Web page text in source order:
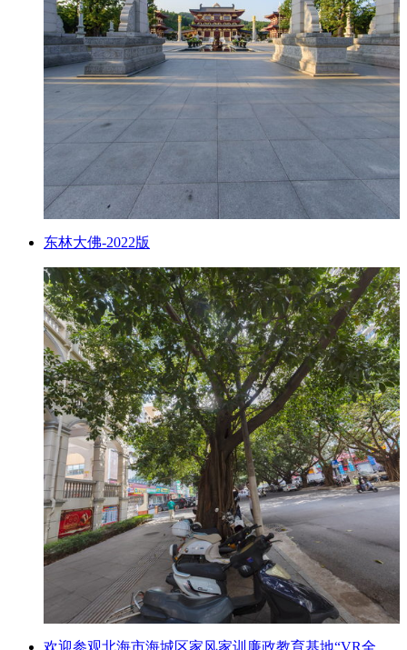
东林大佛-2022版
欢迎参观北海市海城区家风家训廉政教育基地“VR全